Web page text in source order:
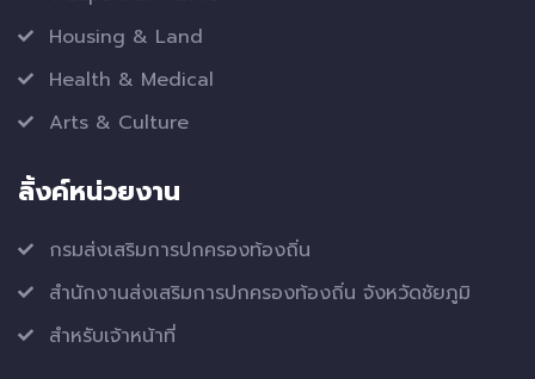
Housing & Land
Health & Medical
Arts & Culture
ลิ้งค์หน่วยงาน
กรมส่งเสริมการปกครองท้องถิ่น
สำนักงานส่งเสริมการปกครองท้องถิ่น จังหวัดชัยภูมิ
สำหรับเจ้าหน้าที่